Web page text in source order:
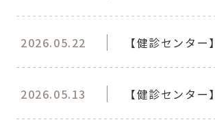
2026.05.22 【健診センタ
2026.05.13 【健診センタ